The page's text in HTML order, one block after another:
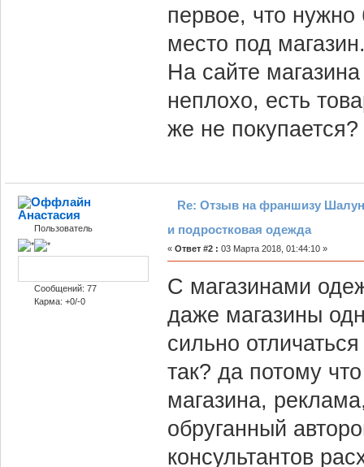
первое, что
место под
На сайте
неплохо, есть
же не покупается?
Анастасия
Пользователь
Сообщений: 77
Карма: +0/-0
Re: Отзыв на франшизу
и подростковая одежда
« Ответ #2 : 03 Марта 2018, 01:44:10 »
С магазинами
даже магазины
сильно
так? да потому
магазина,
обруганный
консультантов